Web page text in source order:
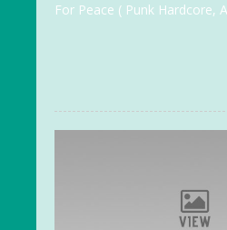
For Peace ( Punk Hardcore,